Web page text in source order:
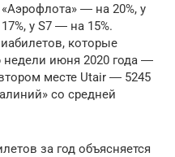
― на 20%, у
у S7 ― на 15%.
которые
недели июня 2020 года ―
месте Utair ― 5245
со средней
за год объясняется